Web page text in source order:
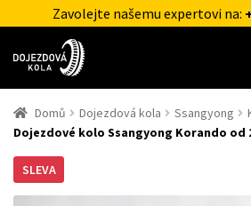
Zavolejte našemu expertovi na:
Domů Dojezdová kola Ssangyong
Dojezdové kolo Ssangyong Korando od
SLEVA